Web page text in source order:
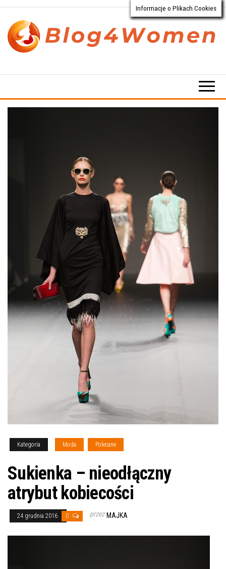
treści
o dla
Kategoria Moda Polecane
Sukienka – nieodłączny
atrybut kobiecości
24 grudnia 2016 0 przez MAJKA
Informacje o Plikach Cookies